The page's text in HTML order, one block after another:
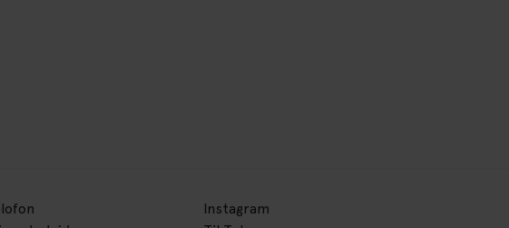
Instagram